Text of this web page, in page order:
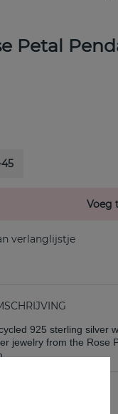
Petal
Voeg
925 sterling silver
jewelry from the Rose